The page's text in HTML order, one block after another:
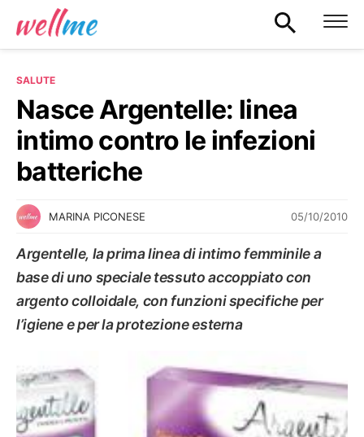
SALUTE
Nasce Argentelle: linea
intimo contro le infezioni
batteriche
MARINA PICONESE 05/10/2010
Argentelle, la prima linea di intimo femminile a
base di uno speciale tessuto accoppiato con
argento colloidale, con funzioni specifiche per
l’igiene e per la protezione esterna